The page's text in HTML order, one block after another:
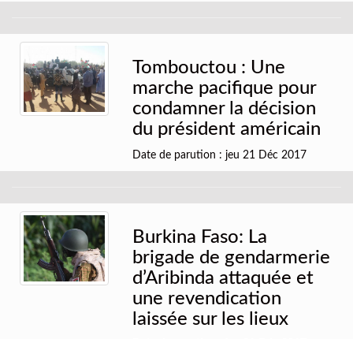
Tombouctou : Une
marche pacifique pour
condamner la décision
du président américain
Date de parution : jeu 21 Déc 2017
Burkina Faso: La
brigade de gendarmerie
d’Aribinda attaquée et
une revendication
laissée sur les lieux